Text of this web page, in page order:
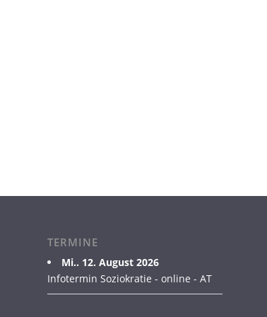
TERMINE
Mi.. 12. August 2026
Infotermin Soziokratie - online - AT